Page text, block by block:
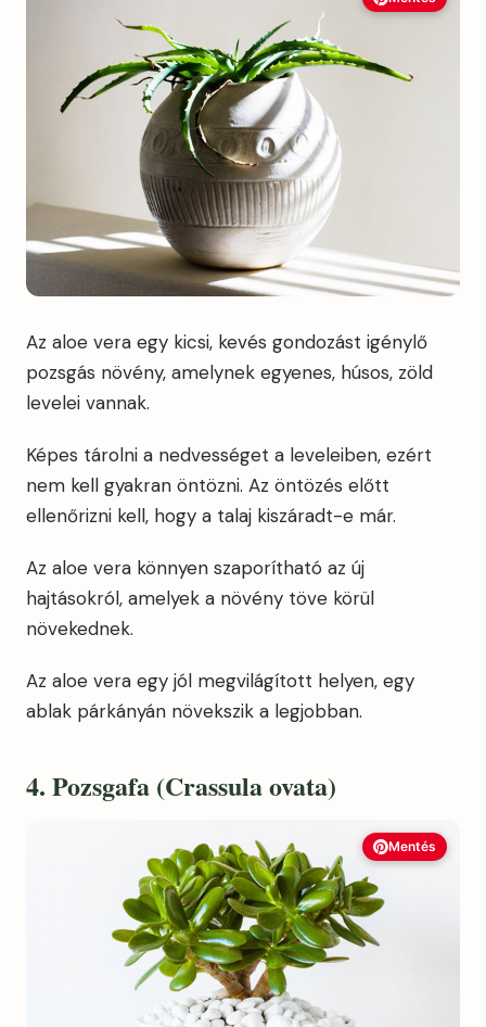
Az aloe vera egy kicsi, kevés gondozást igénylő
pozsgás növény, amelynek egyenes, húsos, zöld
levelei vannak.
Képes tárolni a nedvességet a leveleiben, ezért
nem kell gyakran öntözni. Az öntözés előtt
ellenőrizni kell, hogy a talaj kiszáradt-e már.
Az aloe vera könnyen szaporítható az új
hajtásokról, amelyek a növény töve körül
növekednek.
Az aloe vera egy jól megvilágított helyen, egy
ablak párkányán növekszik a legjobban.
4. Pozsgafa (Crassula ovata)
Mentés